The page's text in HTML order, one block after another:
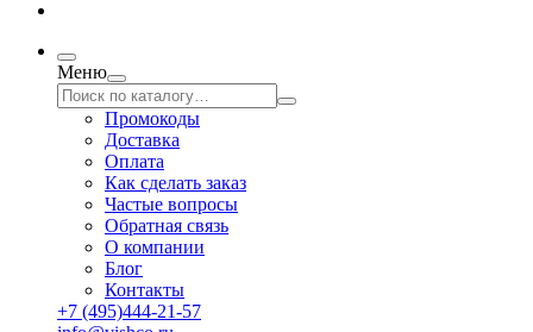
Меню
Промокоды
Доставка
Оплата
Как сделать заказ
Частые вопросы
Обратная связь
О компании
Блог
Контакты
+7 (495)444-21-57